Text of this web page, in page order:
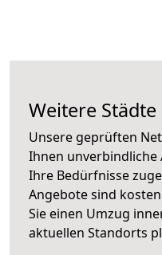
Weitere Städte
Unsere geprüften
Ihnen unverbindliche
Ihre Bedürfnisse
Angebote sind
Sie einen Umzug
aktuellen Standorts